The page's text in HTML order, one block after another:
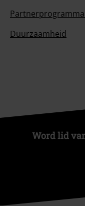
Duurzaamheid
Word lid